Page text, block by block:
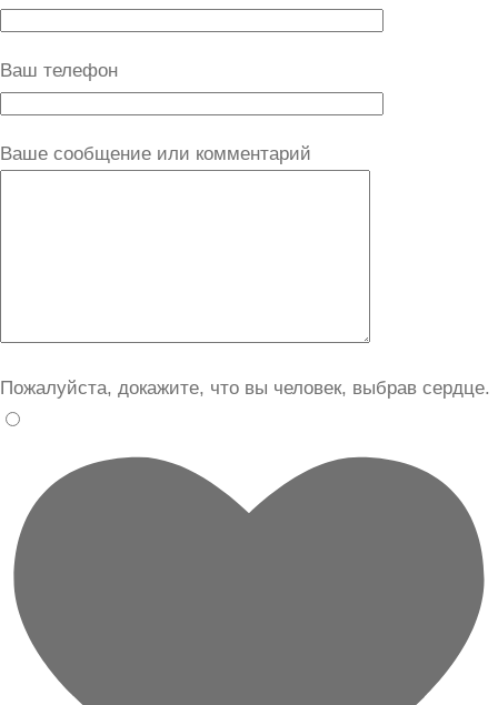
Ваш телефон
Ваше сообщение или комментарий
Пожалуйста, докажите, что вы человек, выбрав сердце.